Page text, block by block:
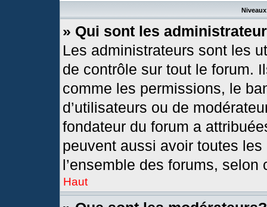
» Qui sont les
Les administrateurs sont les
de contrôle sur tout le forum.
comme les permissions, le
d’utilisateurs ou de
fondateur du forum a
peuvent aussi avoir toutes
l’ensemble des forums,
Haut